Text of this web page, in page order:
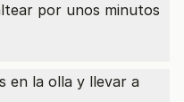
por unos minutos
en la olla y llevar a